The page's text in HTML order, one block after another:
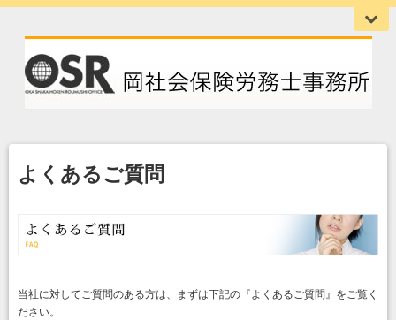
よくあるご質問
当社に対してご質問のある方は、まずは下記の『よくあるご質問』をご覧く
ださい。